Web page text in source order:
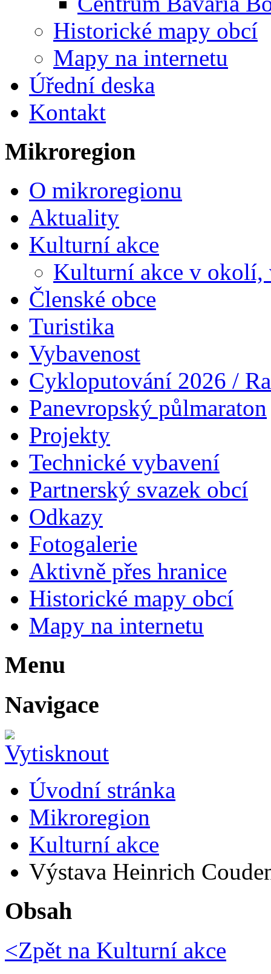
Historické mapy obcí
Mapy na internetu
Úřední deska
Kontakt
Mikroregion
O mikroregionu
Aktuality
Kulturní akce
Kulturní akce v okolí,
Členské obce
Turistika
Vybavenost
Cykloputování 2026 /
Panevropský půlmaraton
Projekty
Technické vybavení
Partnerský svazek obcí
Odkazy
Fotogalerie
Aktivně přes hranice
Historické mapy obcí
Mapy na internetu
Menu
Navigace
Úvodní stránka
Mikroregion
Kulturní akce
Výstava Heinrich
Obsah
<Zpět na Kulturní akce